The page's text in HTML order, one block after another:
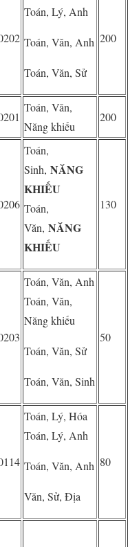
Toán, Lý, Anh
Toán, Văn, Anh
Toán, Văn, Sử
200
Toán, Văn,
Năng khiếu
200
Toán,
Sinh, NĂNG
KHIẾU
Toán,
Văn, NĂNG
KHIẾU
130
Toán, Văn, Anh
Toán, Văn,
Năng khiếu
Toán, Văn, Sử
Toán, Văn, Sinh
50
Toán, Lý, Hóa
Toán, Lý, Anh
Toán, Văn, Anh
Văn, Sử, Địa
80